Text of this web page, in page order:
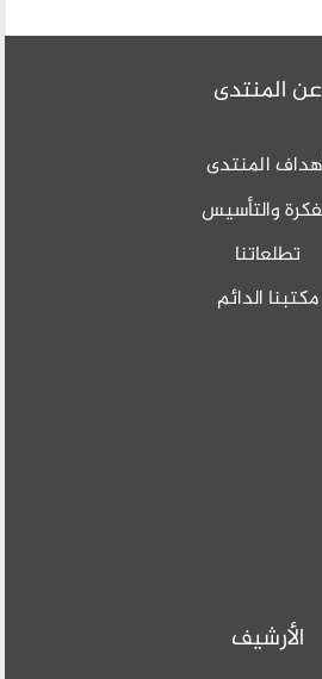
عن المنتدى
المنتدى
والتأسيس
تطلعاتنا
مكتبنا الدائم
الأرشيف